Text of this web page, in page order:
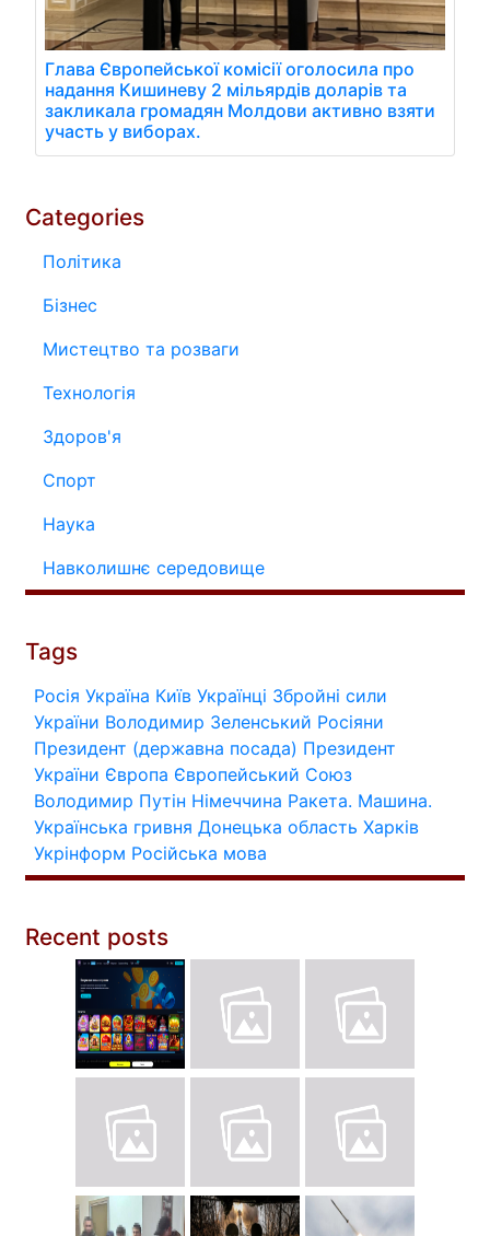
Глава Європейської комісії оголосила про
надання Кишиневу 2 мільярдів доларів та
закликала громадян Молдови активно взяти
участь у виборах.
Categories
Політика
Бізнес
Мистецтво та розваги
Технологія
Здоров'я
Спорт
Наука
Навколишнє середовище
Tags
Росія Україна Київ Українці Збройні сили
України Володимир Зеленський Росіяни
Президент (державна посада) Президент
України Європа Європейський Союз
Володимир Путін Німеччина Ракета. Машина.
Українська гривня Донецька область Харків
Укрінформ Російська мова
Recent posts